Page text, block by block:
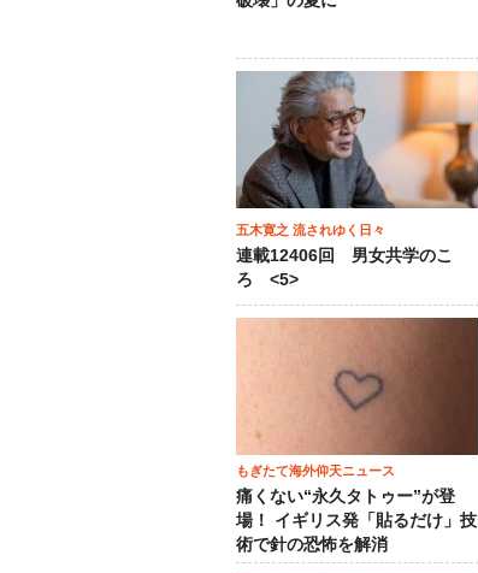
五木寛之 流されゆく日々
連載12406回 男女共学のこ
ろ <5>
もぎたて海外仰天ニュース
痛くない“永久タトゥー”が登
場！ イギリス発「貼るだけ」技
術で針の恐怖を解消